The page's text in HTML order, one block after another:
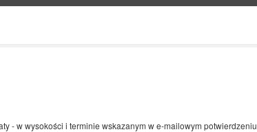
- w wysokości i terminie wskazanym w e-mailowym potwierdzeniu